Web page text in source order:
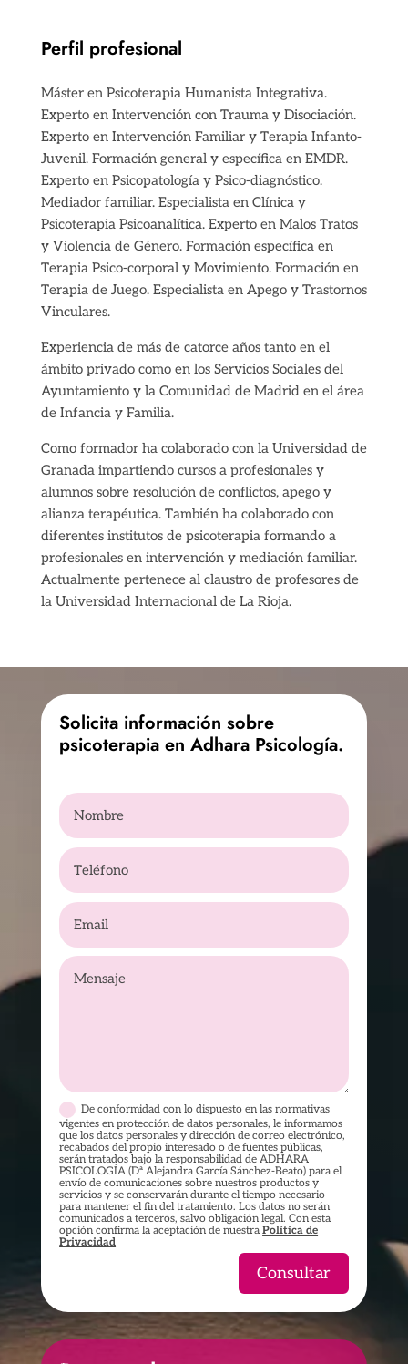
Perfil profesional
Máster en Psicoterapia Humanista Integrativa.
Experto en Intervención con Trauma y Disociación.
Experto en Intervención Familiar y Terapia Infanto-
Juvenil. Formación general y específica en EMDR.
Experto en Psicopatología y Psico-diagnóstico.
Mediador familiar. Especialista en Clínica y
Psicoterapia Psicoanalítica. Experto en Malos Tratos
y Violencia de Género. Formación específica en
Terapia Psico-corporal y Movimiento. Formación en
Terapia de Juego. Especialista en Apego y Trastornos
Vinculares.
Experiencia de más de catorce años tanto en el
ámbito privado como en los Servicios Sociales del
Ayuntamiento y la Comunidad de Madrid en el área
de Infancia y Familia.
Como formador ha colaborado con la Universidad de
Granada impartiendo cursos a profesionales y
alumnos sobre resolución de conflictos, apego y
alianza terapéutica. También ha colaborado con
diferentes institutos de psicoterapia formando a
profesionales en intervención y mediación familiar.
Actualmente pertenece al claustro de profesores de
la Universidad Internacional de La Rioja.
Solicita información sobre
psicoterapia en Adhara Psicología.
De conformidad con lo dispuesto en las normativas
vigentes en protección de datos personales, le informamos
que los datos personales y dirección de correo electrónico,
recabados del propio interesado o de fuentes públicas,
serán tratados bajo la responsabilidad de ADHARA
PSICOLOGÍA (Dª Alejandra García Sánchez-Beato) para el
envío de comunicaciones sobre nuestros productos y
servicios y se conservarán durante el tiempo necesario
para mantener el fin del tratamiento. Los datos no serán
comunicados a terceros, salvo obligación legal. Con esta
opción confirma la aceptación de nuestraPolítica de
Privacidad
Consultar